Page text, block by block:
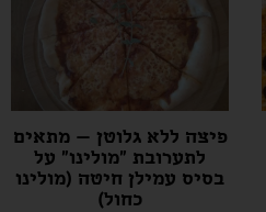
פיצה ללא גלוטן – מתאים
לתערובת "מולינו" על
בסיס עמילן חיטה (מולינו
כחול)